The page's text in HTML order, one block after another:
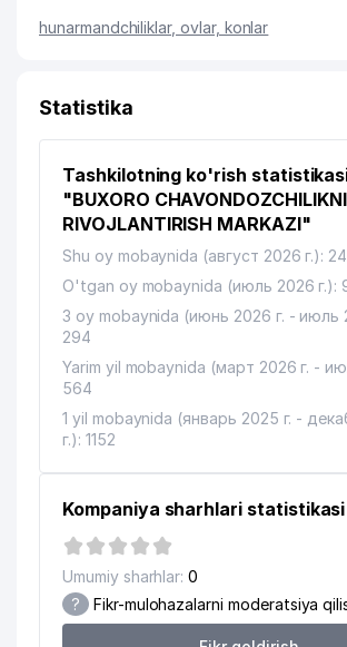
hunarmandchiliklar, ovlar, konlar
Statistika
Tashkilotning ko'rish
"BUXORO CHAVONDOZCHILIKNI
RIVOJLANTIRISH MARKAZI"
Shu oy mobaynida (август 2026 г.): 24
O'tgan oy mobaynida (июль 2026 г.):
3 oy mobaynida (июнь 2026 г. - июль
294
Yarim yil mobaynida (март 2026 г. -
564
1 yil mobaynida (январь 2025 г. -
г.): 1152
Kompaniya sharhlari statistikasi
Umumiy sharhlar: 0
? Fikr-mulohazalarni moderatsiya